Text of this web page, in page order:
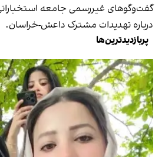
گفت‌وگوهای غیررسمی جامعه استخباراتی
درباره تهدیدات مشترک داعش-خراسان.
پربازدیدترین‌ها